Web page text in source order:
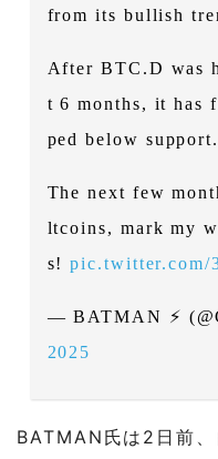
from its bullish
After BTC.D was
t 6 months, it has
ped below support.
The next few
ltcoins, mark my
s!pic.twitter.com/
— BATMAN ⚡
2025
BATMAN氏は2日前